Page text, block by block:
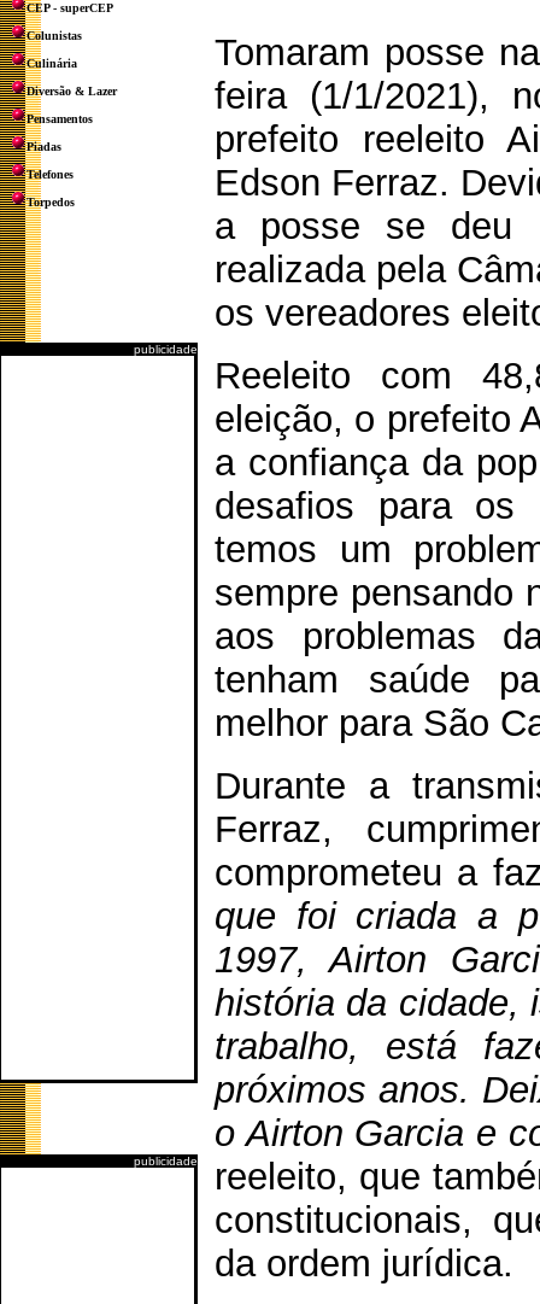
CEP - superCEP
Colunistas
Culinária
Diversão & Lazer
Pensamentos
Piadas
Telefones
Torpedos
publicidade
publicidade
Tomaram posse
feira (1/1/2021),
prefeito reeleito
Edson Ferraz.
a posse se deu
realizada pela
os vereadores
Reeleito com
eleição, o prefeito
a confiança da
desafios para os
temos um
sempre pensando
aos problemas
tenham saúde
melhor para São
Durante a
Ferraz,
comprometeu a
que foi criada a
1997, Airton
história da cidade,
trabalho, está
próximos anos.
o Airton Garcia e
reeleito, que
constitucionais,
da ordem jurídica.